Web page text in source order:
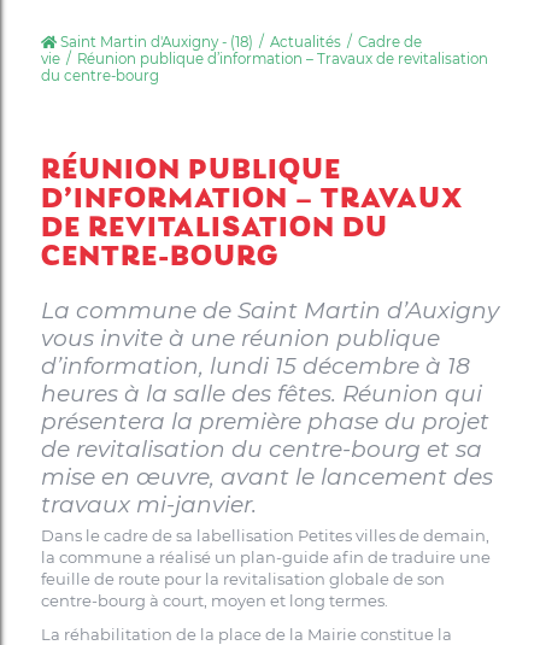
Saint Martin d'Auxigny - (18) Actualités
Cadre de
vie
Réunion publique d’information – Travaux de revitalisation
du centre-bourg
RÉUNION PUBLIQUE
D’INFORMATION – TRAVAUX
DE REVITALISATION DU
CENTRE-BOURG
La commune de Saint Martin d’Auxigny
vous invite à une réunion publique
d’information, lundi 15 décembre à 18
heures à la salle des fêtes. Réunion qui
présentera la première phase du projet
de revitalisation du centre-bourg et sa
mise en œuvre, avant le lancement des
travaux mi-janvier.
Dans le cadre de sa labellisation Petites villes de demain,
la commune a réalisé un plan-guide afin de traduire une
feuille de route pour la revitalisation globale de son
centre-bourg à court, moyen et long termes.
La réhabilitation de la place de la Mairie constitue la